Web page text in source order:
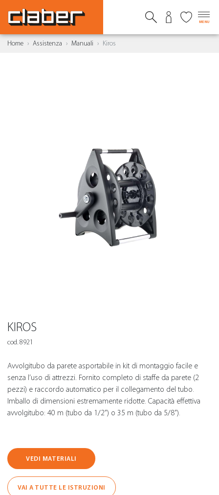
MENU
Home Assistenza Manuali Kiros
KIROS
cod. 8921
Avvolgitubo da parete asportabile in kit di montaggio facile e
senza l’uso di attrezzi. Fornito completo di staffe da parete (2
pezzi) e raccordo automatico per il collegamento del tubo.
Imballo di dimensioni estremamente ridotte. Capacità effettiva
avvolgitubo: 40 m (tubo da 1/2”) o 35 m (tubo da 5/8”).
VEDI MATERIALI
VAI A TUTTE LE ISTRUZIONI